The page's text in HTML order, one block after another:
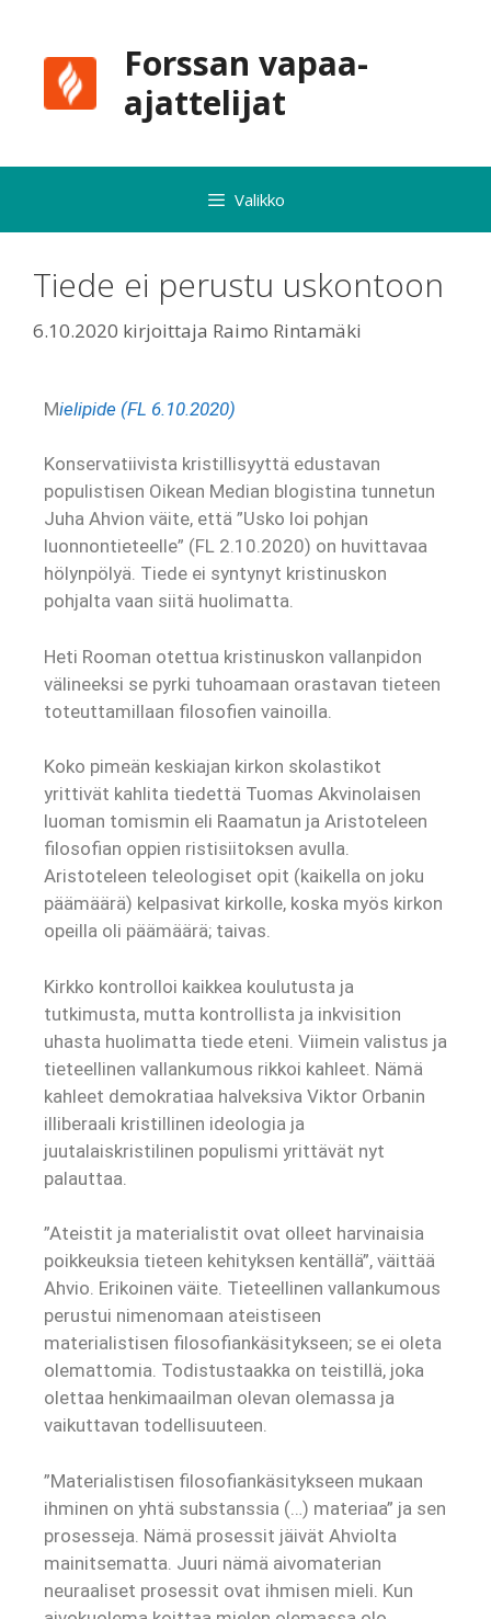
Forssan vapaa-
ajattelijat
Valikko
Tiede ei perustu uskontoon
6.10.2020 kirjoittaja Raimo Rintamäki
Mielipide (FL 6.10.2020)
Konservatiivista kristillisyyttä edustavan
populistisen Oikean Median blogistina tunnetun
Juha Ahvion väite, että ”Usko loi pohjan
luonnontieteelle” (FL 2.10.2020) on huvittavaa
hölynpölyä. Tiede ei syntynyt kristinuskon
pohjalta vaan siitä huolimatta.
Heti Rooman otettua kristinuskon vallanpidon
välineeksi se pyrki tuhoamaan orastavan tieteen
toteuttamillaan filosofien vainoilla.
Koko pimeän keskiajan kirkon skolastikot
yrittivät kahlita tiedettä Tuomas Akvinolaisen
luoman tomismin eli Raamatun ja Aristoteleen
filosofian oppien ristisiitoksen avulla.
Aristoteleen teleologiset opit (kaikella on joku
päämäärä) kelpasivat kirkolle, koska myös kirkon
opeilla oli päämäärä; taivas.
Kirkko kontrolloi kaikkea koulutusta ja
tutkimusta, mutta kontrollista ja inkvisition
uhasta huolimatta tiede eteni. Viimein valistus ja
tieteellinen vallankumous rikkoi kahleet. Nämä
kahleet demokratiaa halveksiva Viktor Orbanin
illiberaali kristillinen ideologia ja
juutalaiskristilinen populismi yrittävät nyt
palauttaa.
”Ateistit ja materialistit ovat olleet harvinaisia
poikkeuksia tieteen kehityksen kentällä”, väittää
Ahvio. Erikoinen väite. Tieteellinen vallankumous
perustui nimenomaan ateistiseen
materialistisen filosofiankäsitykseen; se ei oleta
olemattomia. Todistustaakka on teistillä, joka
olettaa henkimaailman olevan olemassa ja
vaikuttavan todellisuuteen.
”Materialistisen filosofiankäsitykseen mukaan
ihminen on yhtä substanssia (…) materiaa” ja sen
prosesseja. Nämä prosessit jäivät Ahviolta
mainitsematta. Juuri nämä aivomaterian
neuraaliset prosessit ovat ihmisen mieli. Kun